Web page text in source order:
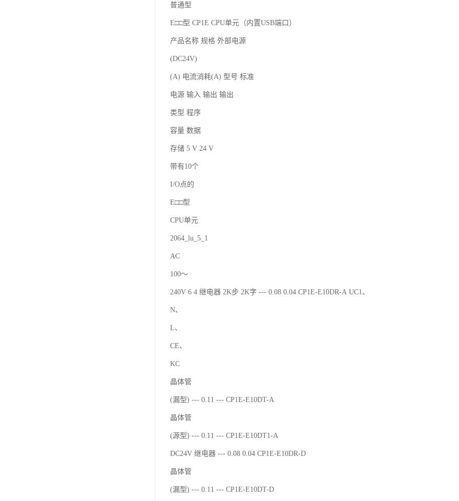
普通型
E□□型 CP1E CPU单元（内置USB端口）
产品名称 规格 外部电源
(DC24V)
(A) 电流消耗(A) 型号 标准
电源 输入 输出 输出
类型 程序
容量 数据
存储 5 V 24 V
带有10个
I/O点的
E□□型
CPU单元
2064_lu_5_1
AC
100～
240V 6 4 继电器 2K步 2K字 --- 0.08 0.04 CP1E-E10DR-A UC1、
N、
L、
CE、
KC
晶体管
(漏型) --- 0.11 --- CP1E-E10DT-A
晶体管
(源型) --- 0.11 --- CP1E-E10DT1-A
DC24V 继电器 --- 0.08 0.04 CP1E-E10DR-D
晶体管
(漏型) --- 0.11 --- CP1E-E10DT-D